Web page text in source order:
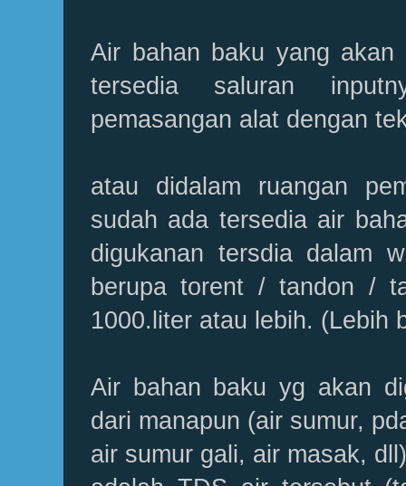
Air bahan baku yang akan
tersedia saluran
pemasangan alat dengan
atau didalam ruangan
sudah ada tersedia air
digukanan tersdia dalam
berupa torent / tandon /
1000.liter atau lebih. (Lebih
Air bahan baku yg akan
dari manapun (air sumur,
air sumur gali, air masak,